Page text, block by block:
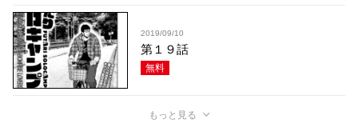
2019/09/10
第１９話
無料
もっと見る